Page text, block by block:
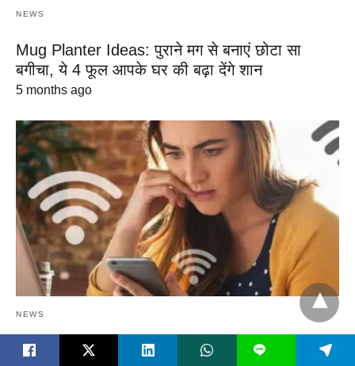
NEWS
Mug Planter Ideas: पुराने मग से बनाएं छोटा सा
बगीचा, ये 4 फूल आपके घर की बढ़ा देंगे शान
5 months ago
NEWS
Connect Wifi Without Password: पासवर्ड की
L